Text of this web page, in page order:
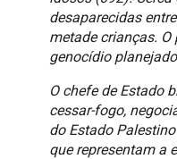
desaparecidas
metade crianças.
genocídio
O chefe de Estado
cessar-fogo,
do Estado
que representam a